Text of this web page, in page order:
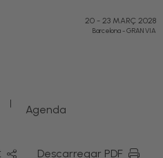
20 - 23 MARÇ 2028
Barcelona-GRAN VIA
| Agenda
Descarregar PDF